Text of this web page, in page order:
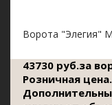
Ворота "Элегия"
43730 руб.за
Розничная цена.